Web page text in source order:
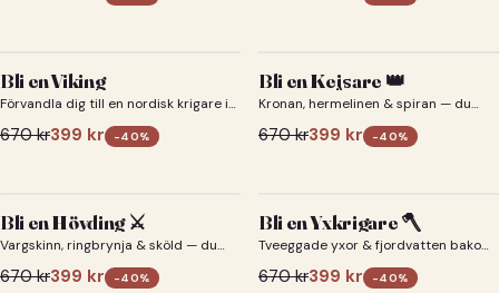
Bli en Viking
Förvandla dig till en nordisk krigare i
ett episkt vikingaporträtt.
670kr399 kr -40%
Bli en Kejsare 👑
Kronan, hermelinen & spiran — du
670kr399 kr -40%
Bli en Hövding ⚔️
Vargskinn, ringbrynja & sköld — du
som nordisk krigsherre ⚔️
670kr399 kr -40%
Bli en Yxkrigare 🪓
Tveeggade yxor & fjordvatten bakom
670kr399 kr -40%